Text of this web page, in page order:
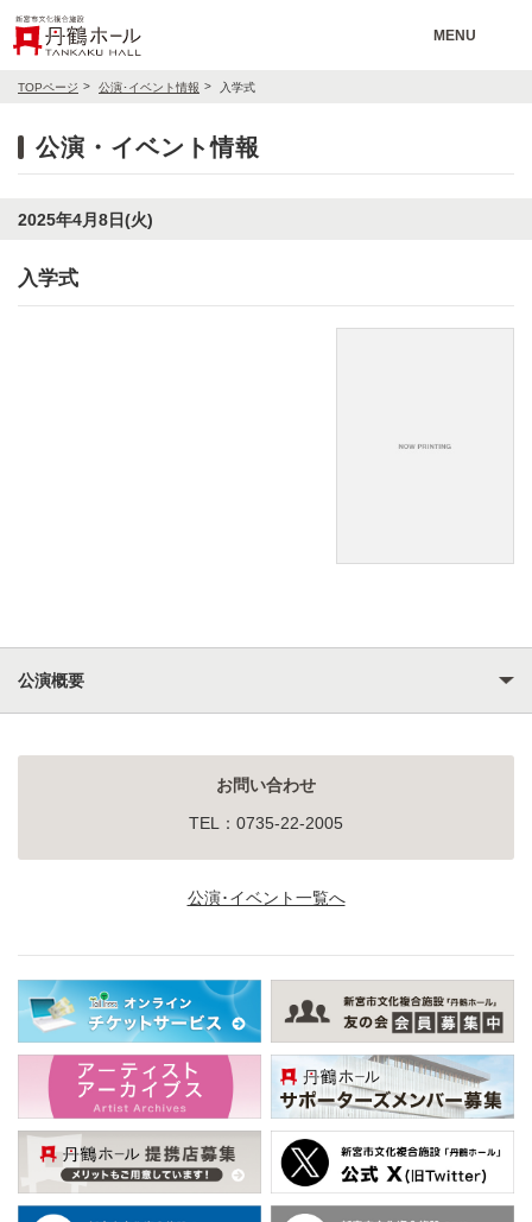
MENU
TOPページ 公演･イベント情報 入学式
公演・イベント情報
2025年4月8日(火)
入学式
公演概要
お問い合わせ
TEL：0735-22-2005
公演･イベント一覧へ